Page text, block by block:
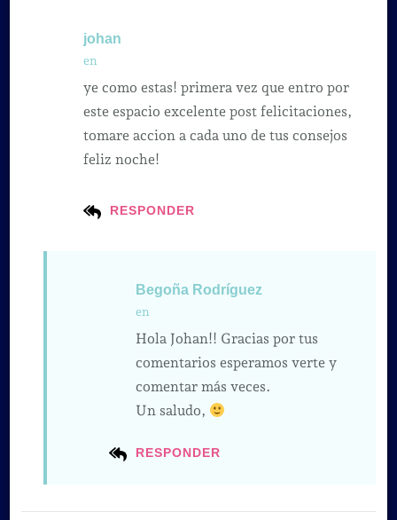
johan
en
RESPONDER
ye como estas! primera vez que entro por
este espacio excelente post felicitaciones,
tomare accion a cada uno de tus consejos
feliz noche!
Begoña Rodríguez
en
RESPONDER
Hola Johan!! Gracias por tus
comentarios esperamos verte y
comentar más veces.
Un saludo,